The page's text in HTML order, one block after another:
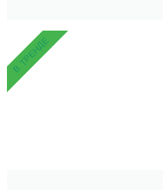
В ТРЕНДЕ